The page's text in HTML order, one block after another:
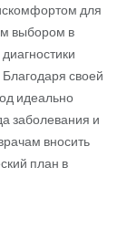
для
выбором в
своей
идеально
заболевания и
вносить
план в